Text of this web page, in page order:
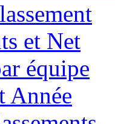
et Net
équipe
Année